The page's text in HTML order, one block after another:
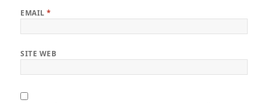
EMAIL*
SITE WEB